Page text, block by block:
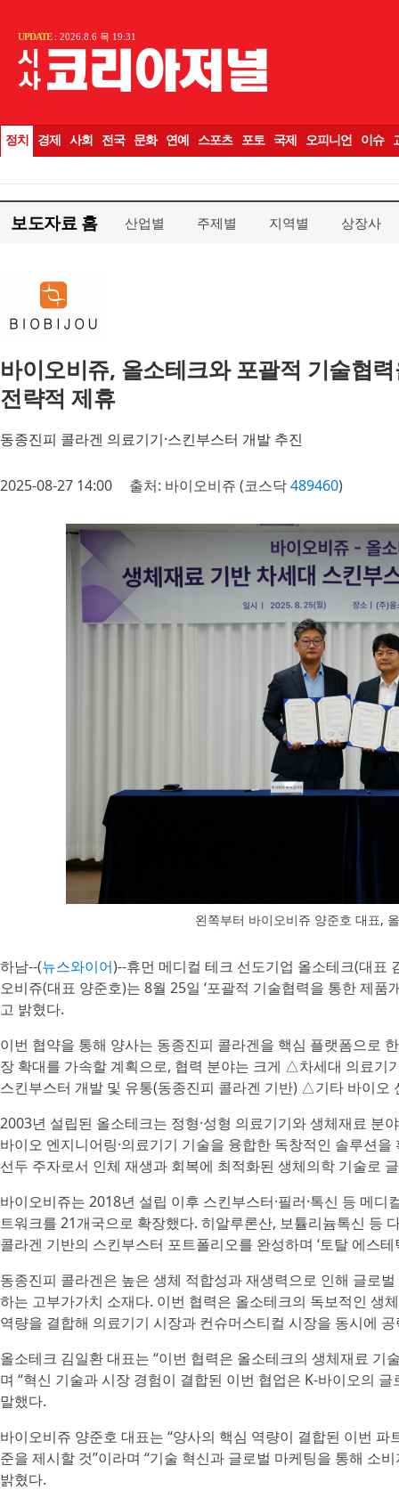
보도자료 홈 산업별 주제별 지역별 상장사
바이오비쥬, 올소테크와 포괄적 기술협
전략적 제휴
동종진피 콜라겐 의료기기·스킨부스터 개발 추진
2025-08-27 14:00 출처: 바이오비쥬 (코스닥489460)
왼쪽부터 바이오비쥬 양준호 대표,
하남--(뉴스와이어)--휴먼 메디컬 테크 선도기업 올소테크(대표
오비쥬(대표 양준호)는 8월 25일 ‘포괄적 기술협력을 통한 제
고 밝혔다.
이번 협약을 통해 양사는 동종진피 콜라겐을 핵심 플랫폼으로
장 확대를 가속할 계획으로, 협력 분야는 크게 △차세대 의료
스킨부스터 개발 및 유통(동종진피 콜라겐 기반) △기타 바이오
2003년 설립된 올소테크는 정형·성형 의료기기와 생체재료 분
바이오 엔지니어링·의료기기 기술을 융합한 독창적인 솔루션
선두 주자로서 인체 재생과 회복에 최적화된 생체의학 기술로
바이오비쥬는 2018년 설립 이후 스킨부스터·필러·톡신 등 메
트워크를 21개국으로 확장했다. 히알루론산, 보튤리늄톡신 등
콜라겐 기반의 스킨부스터 포트폴리오를 완성하며 ‘토탈 에스
동종진피 콜라겐은 높은 생체 적합성과 재생력으로 인해 글로
하는 고부가가치 소재다. 이번 협력은 올소테크의 독보적인 생
역량을 결합해 의료기기 시장과 컨슈머스티컬 시장을 동시에
올소테크 김일환 대표는 “이번 협력은 올소테크의 생체재료 기
며 “혁신 기술과 시장 경험이 결합된 이번 협업은 K-바이오의
말했다.
바이오비쥬 양준호 대표는 “양사의 핵심 역량이 결합된 이번
준을 제시할 것”이라며 “기술 혁신과 글로벌 마케팅을 통해 소
밝혔다.